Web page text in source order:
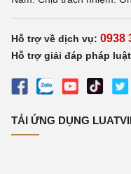
Hỗ trợ về dịch vụ: 0938
Hỗ trợ giải đáp pháp
TẢI ỨNG DỤNG